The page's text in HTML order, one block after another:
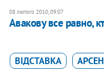
08 лютого 2010, 09:07
Авакову все равно,
ВІДСТАВКА